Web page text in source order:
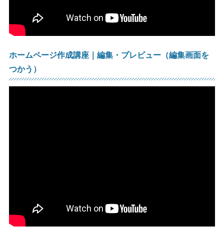
ホームページ作成講座｜編集・プレビュー（編集画面を
つかう）